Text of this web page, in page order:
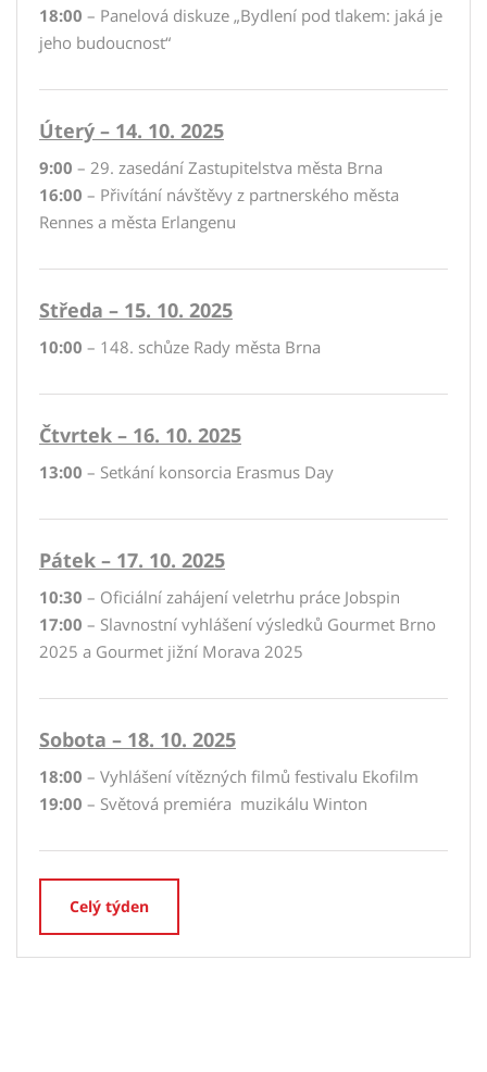
18:00 – Panelová diskuze „Bydlení pod tlakem: jaká je
jeho budoucnost“
Úterý – 14. 10. 2025
9:00 – 29. zasedání Zastupitelstva města Brna
16:00 – Přivítání návštěvy z partnerského města
Rennes a města Erlangenu
Středa – 15. 10. 2025
10:00 – 148. schůze Rady města Brna
Čtvrtek – 16. 10. 2025
13:00 – Setkání konsorcia Erasmus Day
Pátek – 17. 10. 2025
10:30 – Oficiální zahájení veletrhu práce Jobspin
17:00 – Slavnostní vyhlášení výsledků Gourmet Brno
2025 a Gourmet jižní Morava 2025
Sobota – 18. 10. 2025
18:00 – Vyhlášení vítězných filmů festivalu Ekofilm
19:00 – Světová premiéra muzikálu Winton
Celý týden